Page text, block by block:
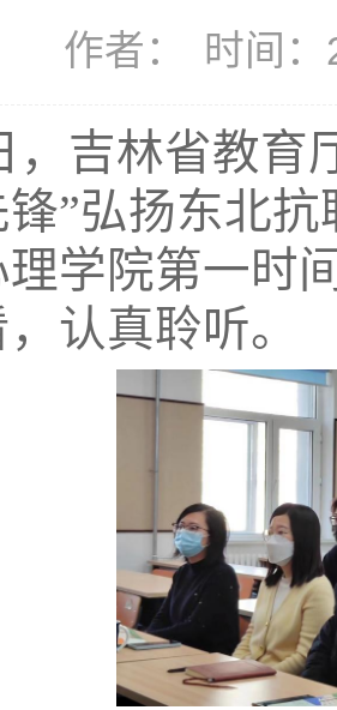
作者： 时间
，吉林省教育
”弘扬东北
学院第一时
认真聆听。